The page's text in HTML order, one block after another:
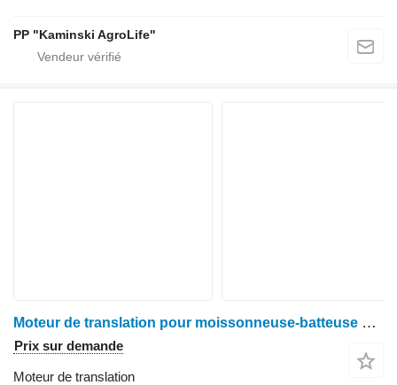
PP "Kaminski AgroLife"
Moteur de translation pour moissonneuse-batteuse Claas Dominator 76
Prix sur demande
Moteur de translation